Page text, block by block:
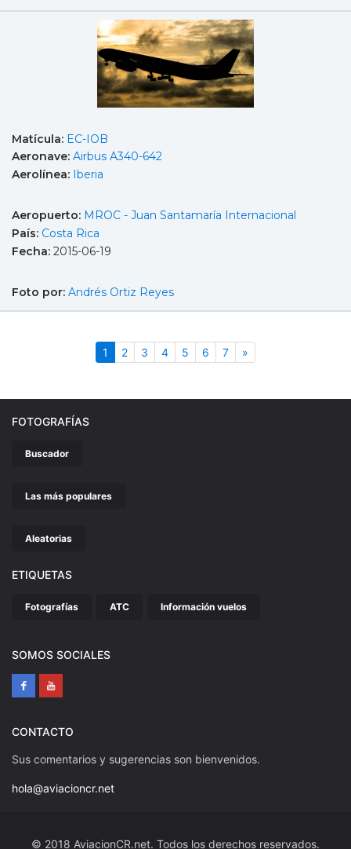
Matícula: EC-IOB
Aeronave: Airbus A340-642
Aerolínea: Iberia
Aeropuerto: MROC - Juan Santamaría Internacional
País: Costa Rica
Fecha: 2015-06-19
Foto por: Andrés Ortiz Reyes
1 (actual)
2 3 4 5 6 7 »
FOTOGRAFÍAS
Buscador
Las más populares
Aleatorias
ETIQUETAS
Fotografías ATC Información vuelos
SOMOS SOCIALES
CONTACTO
Sus comentarios y sugerencias son bienvenidos.
hola@aviacioncr.net
© 2018 AviacionCR.net. Todos los derechos reservados.